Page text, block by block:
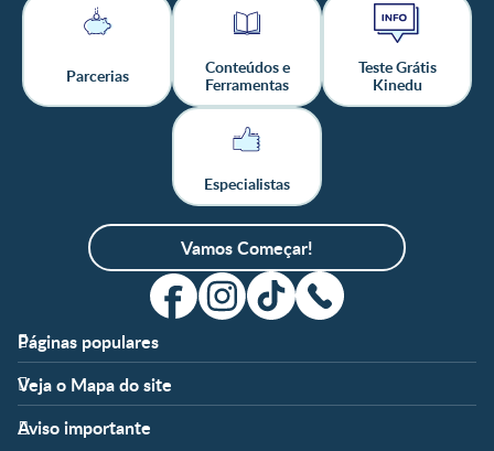
Parcerias
Conteúdos e
Ferramentas
Teste Grátis
Kinedu
Especialistas
Vamos Começar!
Páginas populares
Apoio
FAQ
Nossos Artigos
Clube
Veja o Mapa do site
Fases
Pré-Concepção
Temas
Aviso importante